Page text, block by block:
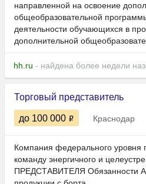
направленной на освоение
общеобразовательной
деятельности обучающихся в
дополнительной
hh.ru - найдена более недели
Торговый представитель
до 100 000 Краснодар
Компания федерального уровня
команду энергичного и
ПРЕДСТАВИТЕЛЯ Обязанности